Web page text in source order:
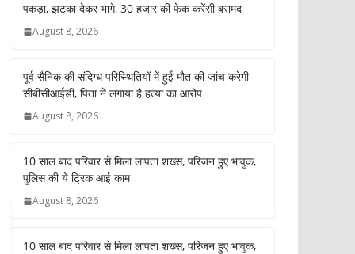
पकड़ा, झटका देकर भागे, 30 हजार की फेक करेंसी बरामद
August 8, 2026
पूर्व सैनिक की संदिग्ध परिस्थितियों में हुई मौत की जांच करेगी
सीबीसीआईडी, पिता ने लगाया है हत्या का आरोप
August 8, 2026
10 साल बाद परिवार से मिला लापता शख्स, परिजन हुए भावुक,
पुलिस की ये ट्रिक आई काम
August 8, 2026
10 साल बाद परिवार से मिला लापता शख्स, परिजन हुए भावुक,